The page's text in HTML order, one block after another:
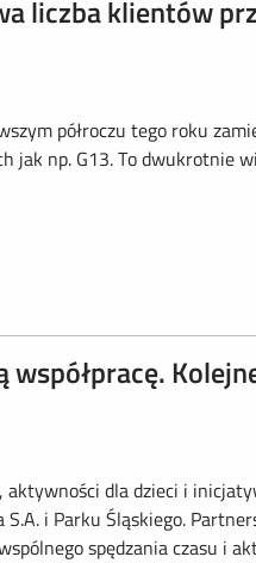
liczba klientów
półroczu tego roku
np. G13. To dwukrotnie
współpracę.
dla dzieci i
S.A. i Parku Śląskiego.
spędzania czasu i